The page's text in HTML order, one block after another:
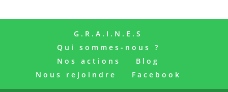
G.R.A.I.N.E.S
Qui sommes-nous ?
Nos actions
Blog
Nous rejoindre
Facebook